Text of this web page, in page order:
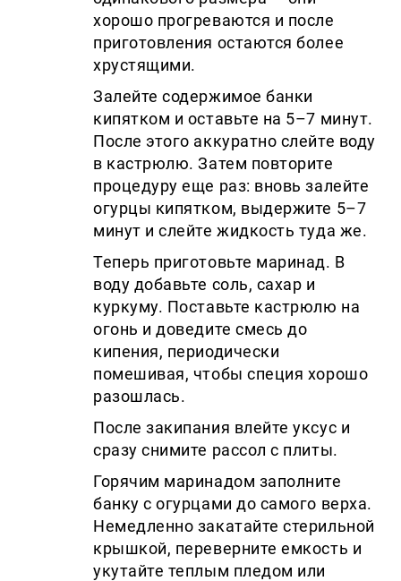
хорошо прогреваются и после
приготовления остаются более
хрустящими.
Залейте содержимое банки
кипятком и оставьте на 5–7 минут.
После этого аккуратно слейте воду
в кастрюлю. Затем повторите
процедуру еще раз: вновь залейте
огурцы кипятком, выдержите 5–7
минут и слейте жидкость туда же.
Теперь приготовьте маринад. В
воду добавьте соль, сахар и
куркуму. Поставьте кастрюлю на
огонь и доведите смесь до
кипения, периодически
помешивая, чтобы специя хорошо
разошлась.
После закипания влейте уксус и
сразу снимите рассол с плиты.
Горячим маринадом заполните
банку с огурцами до самого верха.
Немедленно закатайте стерильной
крышкой, переверните емкость и
укутайте теплым пледом или